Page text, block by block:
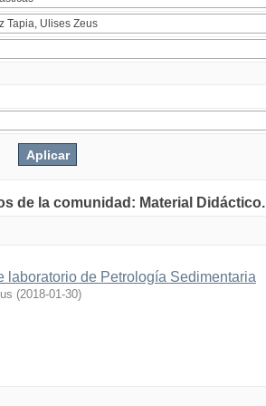
de la comunidad: Material Didáctico.
laboratorio de Petrología Sedimentaria
(2018-01-30)